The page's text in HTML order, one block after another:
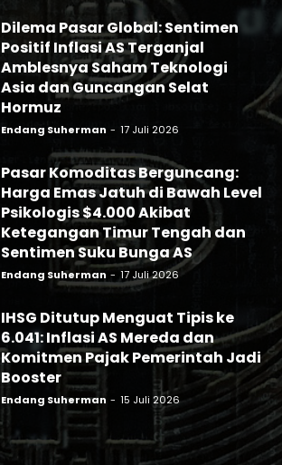
Dilema Pasar Global: Sentimen
Positif Inflasi AS Terganjal
Amblesnya Saham Teknologi
Asia dan Guncangan Selat
Hormuz
Endang Suherman - 17 Juli 2026
Pasar Komoditas Berguncang:
Harga Emas Jatuh di Bawah Level
Psikologis $4.000 Akibat
Ketegangan Timur Tengah dan
Sentimen Suku Bunga AS
Endang Suherman - 17 Juli 2026
IHSG Ditutup Menguat Tipis ke
6.041: Inflasi AS Mereda dan
Komitmen Pajak Pemerintah Jadi
Booster
Endang Suherman - 15 Juli 2026